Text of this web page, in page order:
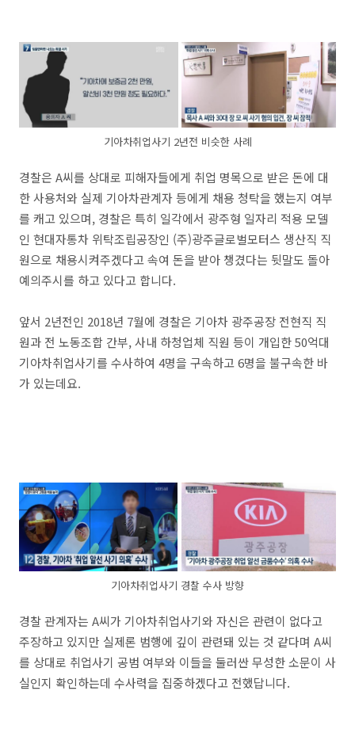
기아차취업사기 2년전 비슷한 사례
경찰은 A씨를 상대로 피해자들에게 취업 명목으로 받은 돈에 대
한 사용처와 실제 기아차관계자 등에게 채용 청탁을 했는지 여부
를 캐고 있으며, 경찰은 특히 일각에서 광주형 일자리 적용 모델
인 현대자통차 위탁조립공장인 (주)광주글로벌모터스 생산직 직
원으로 채용시켜주겠다고 속여 돈을 받아 챙겼다는 뒷말도 돌아
예의주시를 하고 있다고 합니다.
앞서 2년전인 2018년 7월에 경찰은 기아차 광주공장 전현직 직
원과 전 노동조합 간부, 사내 하청업체 직원 등이 개입한 50억대
기아차취업사기를 수사하여 4명을 구속하고 6명을 불구속한 바
가 있는데요.
기아차취업사기 경찰 수사 방향
경찰 관계자는 A씨가 기아차취업사기와 자신은 관련이 없다고
주장하고 있지만 실제론 범행에 깊이 관련돼 있는 것 같다며 A씨
를 상대로 취업사기 공범 여부와 이들을 둘러싼 무성한 소문이 사
실인지 확인하는데 수사력을 집중하겠다고 전했답니다.